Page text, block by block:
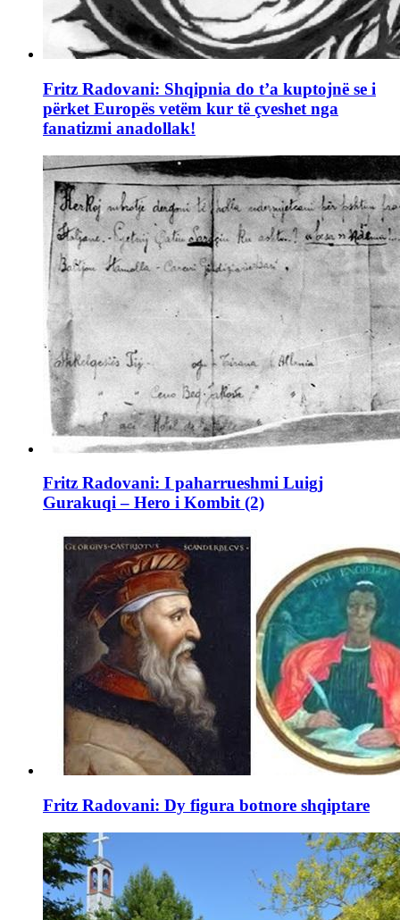
Fritz Radovani: Shqipnia do t’a kuptojnë se i
përket Europës vetëm kur të çveshet nga
fanatizmi anadollak!
Fritz Radovani: I paharrueshmi Luigj
Gurakuqi – Hero i Kombit (2)
Fritz Radovani: Dy figura botnore shqiptare